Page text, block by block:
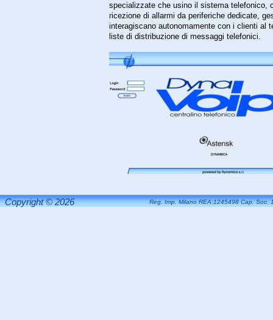
specializzate che usino il sistema telefonico,
ricezione di allarmi da periferiche dedicate,
interagiscano autonomamente con i clienti al
liste di distribuzione di messaggi telefonici.
Copyright © 2026 Reg. Imp. Milano REA:1245498 Cap. Soc.